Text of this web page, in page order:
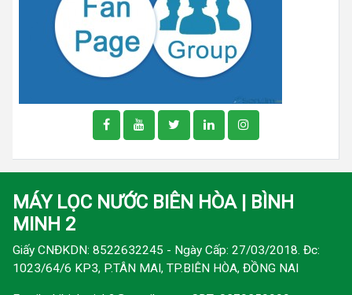
MÁY LỌC NƯỚC BIÊN HÒA | BÌNH
MINH 2
Giấy CNĐKDN: 8522632245 - Ngày Cấp: 27/03/2018. Đc:
1023/64/6 KP3, P.TÂN MAI, TP.BIÊN HÒA, ĐỒNG NAI